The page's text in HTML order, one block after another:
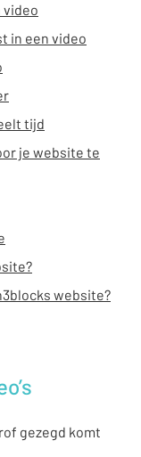
video
in een video
tijd
je website te
website?
gezegd komt